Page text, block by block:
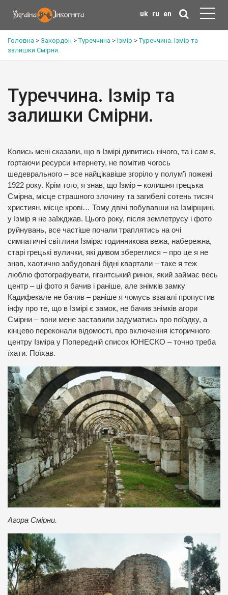
uk ru en
Головна > Закордон >Туреччина > Ізмір >Туреччина. Ізмір та
залишки Смірни.
Туреччина. Ізмір та
залишки Смірни.
Колись мені сказали, що в Ізмірі дивитись нічого, та і сам я,
гортаючи ресурси інтернету, не помітив чогось
шедеврального – все найцікавіше згоріло у полум’ї пожежі
1922 року. Крім того, я знав, що Ізмір – колишня грецька
Смірна, місце страшного злочину та загибелі сотень тисяч
християн, місце крові… Тому двічі побувавши на Ізмірщині,
у Ізмір я не заїжджав. Цього року, після землетрусу і фото
руйнувань, все частіше почали траплятись на очі
симпатичні світлини Ізміра: годинникова вежа, набережна,
старі грецькі вулички, які дивом збереглися – про це я не
знав, хаотично забудовані бідні квартали – таке я теж
люблю фотографувати, гігантський ринок, який займає весь
центр – ці фото я бачив і раніше, але знімків замку
Кадифекале не бачив – раніше я чомусь взагалі пропустив
інфу про те, що в Ізмірі є замок, не бачив знімків агори
Смірни – вони мене заставили задуматись про поїздку, а
кінцево переконали відомості, про включення історичного
центру Ізміра у Попередній список ЮНЕСКО – точно треба
їхати. Поїхав.
Агора Смірни.